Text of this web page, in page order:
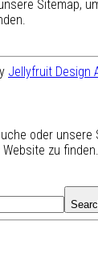
Sitemap,
Jellyfruit Design
oder unsere
zu finden.